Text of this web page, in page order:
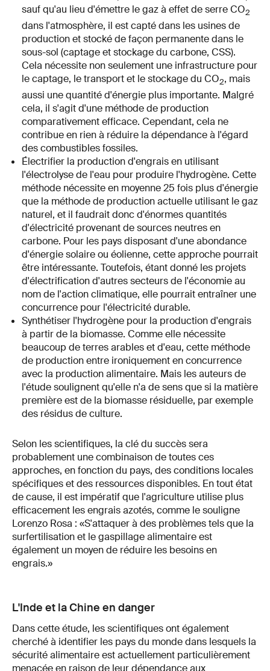
sauf qu'au lieu d'émettre le gaz à effet de serre CO2
dans l'atmosphère, il est capté dans les usines de
production et stocké de façon permanente dans le
sous-sol (captage et stockage du carbone, CSS).
Cela nécessite non seulement une infrastructure pour
le captage, le transport et le stockage du CO2, mais
aussi une quantité d'énergie plus importante. Malgré
cela, il s'agit d'une méthode de production
comparativement efficace. Cependant, cela ne
contribue en rien à réduire la dépendance à l'égard
des combustibles fossiles.
Électrifier la production d'engrais en utilisant
l'électrolyse de l'eau pour produire l'hydrogène. Cette
méthode nécessite en moyenne 25 fois plus d'énergie
que la méthode de production actuelle utilisant le gaz
naturel, et il faudrait donc d'énormes quantités
d'électricité provenant de sources neutres en
carbone. Pour les pays disposant d'une abondance
d'énergie solaire ou éolienne, cette approche pourrait
être intéressante. Toutefois, étant donné les projets
d'électrification d'autres secteurs de l'économie au
nom de l'action climatique, elle pourrait entraîner une
concurrence pour l'électricité durable.
Synthétiser l'hydrogène pour la production d'engrais
à partir de la biomasse. Comme elle nécessite
beaucoup de terres arables et d'eau, cette méthode
de production entre ironiquement en concurrence
avec la production alimentaire. Mais les auteurs de
l'étude soulignent qu'elle n'a de sens que si la matière
première est de la biomasse résiduelle, par exemple
des résidus de culture.
Selon les scientifiques, la clé du succès sera
probablement une combinaison de toutes ces
approches, en fonction du pays, des conditions locales
spécifiques et des ressources disponibles. En tout état
de cause, il est impératif que l'agriculture utilise plus
efficacement les engrais azotés, comme le souligne
Lorenzo Rosa : «S'attaquer à des problèmes tels que la
surfertilisation et le gaspillage alimentaire est
également un moyen de réduire les besoins en
engrais.»
L'Inde et la Chine en danger
Dans cette étude, les scientifiques ont également
cherché à identifier les pays du monde dans lesquels la
sécurité alimentaire est actuellement particulièrement
menacée en raison de leur dépendance aux